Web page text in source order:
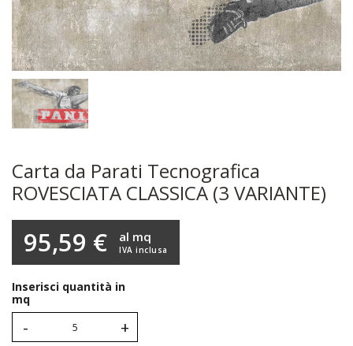
Carta da Parati Tecnografica
ROVESCIATA CLASSICA (3 VARIANTE)
95,59 € IVA inclusa
al mq
Inserisci quantità in
mq
- +